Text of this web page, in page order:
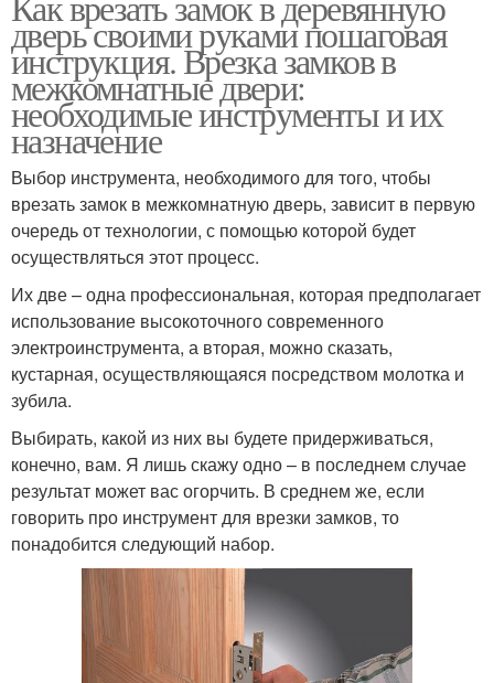
дверь своими руками пошаговая
инструкция. Врезка замков в
межкомнатные двери:
необходимые инструменты и их
назначение
Выбор инструмента, необходимого для того, чтобы
врезать замок в межкомнатную дверь, зависит в первую
очередь от технологии, с помощью которой будет
осуществляться этот процесс.
Их две – одна профессиональная, которая предполагает
использование высокоточного современного
электроинструмента, а вторая, можно сказать,
кустарная, осуществляющаяся посредством молотка и
зубила.
Выбирать, какой из них вы будете придерживаться,
конечно, вам. Я лишь скажу одно – в последнем случае
результат может вас огорчить. В среднем же, если
говорить про инструмент для врезки замков, то
понадобится следующий набор.